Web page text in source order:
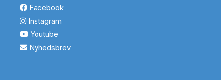
Facebook
Instagram
Youtube
Nyhedsbrev